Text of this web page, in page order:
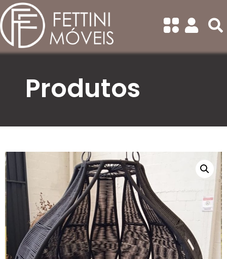
Produtos
Categorias
Todas
Balanços
Bistrô
Chaise/Concha
Conjunto de Sofá
Conjuntos de Mesa Redonda
Conjuntos de Mesa
Retangular
Espreguiçadeiras
Ombrelones